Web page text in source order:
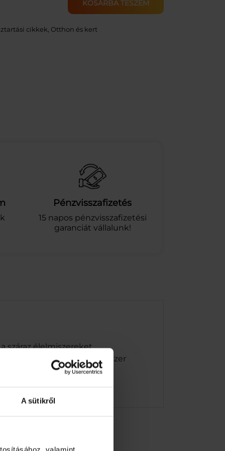
A sütikről
KOSÁRBA TESZEM
cikkek Otthon és kert
Pénzvisszafizetés
15 napos pénzvisszafizetési
garanciát vállalunk!
száraz élelmiszereket,
élelmiszer